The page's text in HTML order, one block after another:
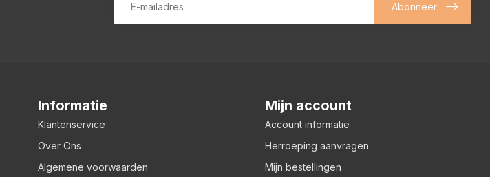
Abonneer
Informatie
Klantenservice
Over Ons
Algemene voorwaarden
Mijn account
Account informatie
Herroeping aanvragen
Mijn bestellingen